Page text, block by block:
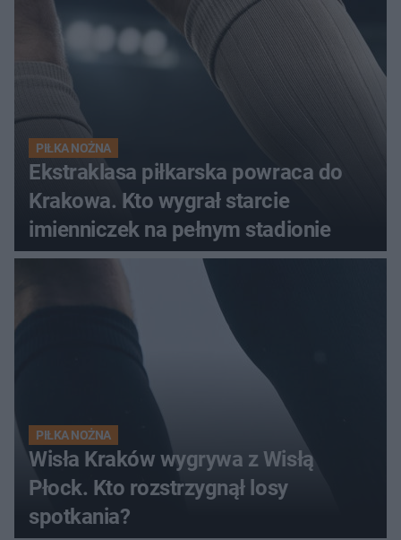
PIŁKA NOŻNA
Ekstraklasa piłkarska powraca do
Krakowa. Kto wygrał starcie
imienniczek na pełnym stadionie
PIŁKA NOŻNA
Wisła Kraków wygrywa z Wisłą
Płock. Kto rozstrzygnął losy
spotkania?